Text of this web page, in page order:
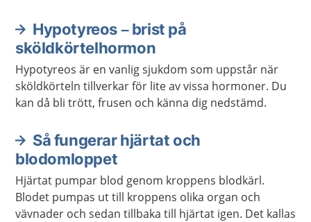
Hypotyreos – brist på
sköldkörtelhormon
Hypotyreos är en vanlig sjukdom som uppstår när
sköldkörteln tillverkar för lite av vissa hormoner. Du
kan då bli trött, frusen och känna dig nedstämd.
Så fungerar hjärtat och
blodomloppet
Hjärtat pumpar blod genom kroppens blodkärl.
Blodet pumpas ut till kroppens olika organ och
vävnader och sedan tillbaka till hjärtat igen. Det kallas